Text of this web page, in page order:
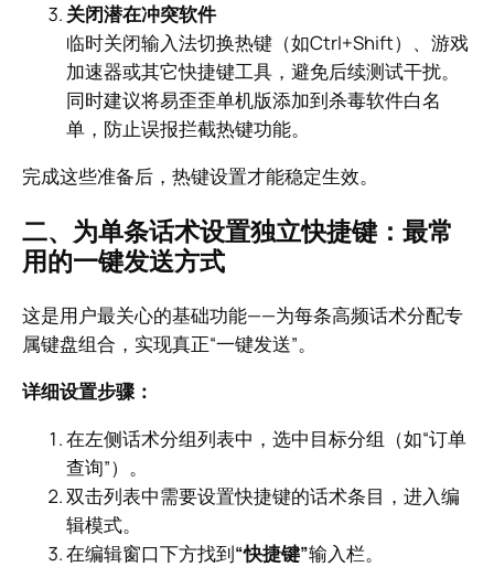
关闭潜在冲突软件
临时关闭输入法切换热键（如Ctrl+Shift）、游戏
加速器或其它快捷键工具，避免后续测试干扰。
同时建议将易歪歪单机版添加到杀毒软件白名
单，防止误报拦截热键功能。
完成这些准备后，热键设置才能稳定生效。
二、为单条话术设置独立快捷键：最常
用的一键发送方式
这是用户最关心的基础功能——为每条高频话术分配专
属键盘组合，实现真正“一键发送”。
详细设置步骤：
在左侧话术分组列表中，选中目标分组（如“订单
查询”）。
双击列表中需要设置快捷键的话术条目，进入编
辑模式。
在编辑窗口下方找到“快捷键”输入栏。